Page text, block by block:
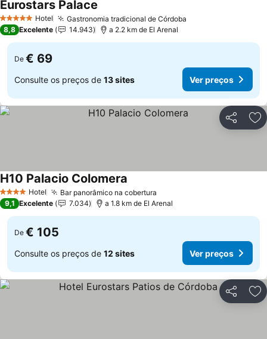
5 Estrelas Hotel Gastronomia tradicional de Córdoba
Eurostars Palace
8,8 Excelente 14.943 a 2.2 km de El Arenal
De € 69
Consulte os preços de 13 sites Ver preços
Partilhar
4 EstrelasHotel Bar panorâmico na cobertura
H10 Palacio Colomera
9,1 Excelente 7.034 a 1.8 km de El Arenal
De € 105
Consulte os preços de 12 sites Ver preços
Partilhar